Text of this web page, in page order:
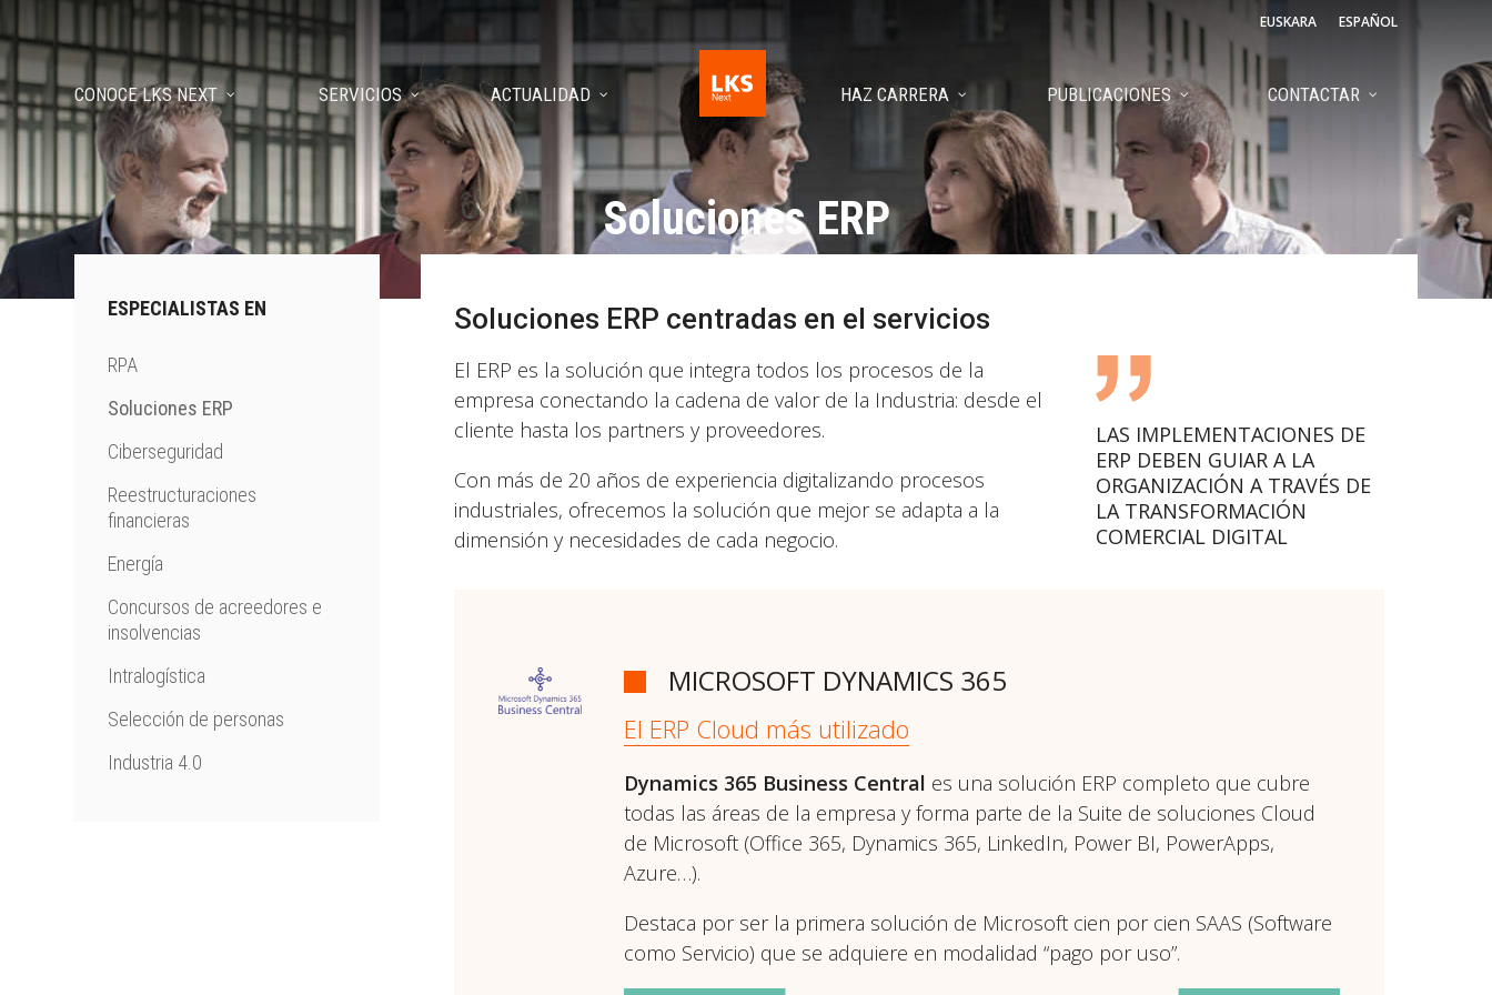
EUSKARA ESPAÑOL
CONOCE LKS NEXT SERVICIOS ACTUALIDAD HAZ CARRERA PUBLICACIONES CONTACTAR
Soluciones ERP
ESPECIALISTAS EN
RPA
Soluciones ERP
Ciberseguridad
Reestructuraciones
financieras
Energía
Concursos de acreedores e
insolvencias
Intralogística
Selección de personas
Industria 4.0
Soluciones ERP centradas en el servicios
El ERP es la solución que integra todos los procesos de la
empresa conectando la cadena de valor de la Industria: desde el
cliente hasta los partners y proveedores.
Con más de 20 años de experiencia digitalizando procesos
industriales, ofrecemos la solución que mejor se adapta a la
dimensión y necesidades de cada negocio.
LAS IMPLEMENTACIONES DE
ERP DEBEN GUIAR A LA
ORGANIZACIÓN A TRAVÉS DE
LA TRANSFORMACIÓN
COMERCIAL DIGITAL
MICROSOFT DYNAMICS 365
El ERP Cloud más utilizado
Dynamics 365 Business Central es una solución ERP completo que cubre
todas las áreas de la empresa y forma parte de la Suite de soluciones Cloud
de Microsoft (Office 365, Dynamics 365, LinkedIn, Power BI, PowerApps,
Azure…).
Destaca por ser la primera solución de Microsoft cien por cien SAAS (Software
como Servicio) que se adquiere en modalidad “pago por uso”.